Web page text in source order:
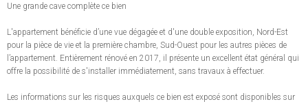
Une grande cave complète ce bien
L'appartement bénéficie d’une vue dégagée et d'une double exposition, Nord-Est
pour la pièce de vie et la première chambre, Sud-Ouest pour les autres pièces de
l’appartement. Entièrement rénové en 2017, il présente un excellent état général qui
offre la possibilité de s'installer immédiatement, sans travaux à effectuer.
Les informations sur les risques auxquels ce bien est exposé sont disponibles sur